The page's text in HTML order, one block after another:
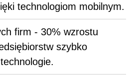
technologiom mobilnym.
firm - 30% wzrostu
szybko